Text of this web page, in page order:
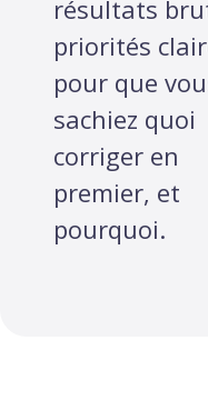
résultats
priorités
pour que
sachiez quoi
corriger en
premier, et
pourquoi.